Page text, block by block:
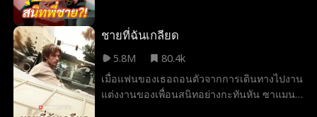
โอกาสครั้งที่สอง ยิ่งเวลาผ่านไปถ่านไฟเก่า
เรื่อยๆ แต่ทั้งคู่ต้องตัดสินใจว่าการเริ่มต้นใหม่
ครั้งนี้จะทำให้ความรักที่หลับใหลมานานของ
พวกเขาเบ่งบานและยั่งยืนได้หรือไม่
ซึ่งเรียนป.โทที่เดียวกัน เมื่อความรู้สึกแอบรักวัย
ประคองความสัมพันธ์ครั้งใหม่ โดยมีแฟนเก่า
สุดแสบ แก๊งสาวขี้วีน และที่แย่ที่สุดคือพี่ชาย
ของเธอเองคอยขัดขวาง
ชายที่ฉันเกลียด
5.8M
80.4k
เมื่อแฟนของเธอถอนตัวจากการเดินทางไปงาน
แต่งงานของเพื่อนสนิทอย่างกะทันหัน ซาแมน